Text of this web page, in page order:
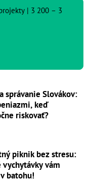
| 3 200 – 3
správanie Slovákov:
keď
riskovať?
piknik bez stresu:
vám
batohu!